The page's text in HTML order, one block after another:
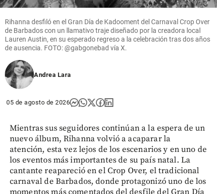
Rihanna desfiló en el Gran Día de Kadooment del Carnaval Crop Over
de Barbados con un llamativo traje diseñado por la creadora local
Lauren Austin, en su esperado regreso a la celebración tras dos años
de ausencia. FOTO: @gabgonebad vía X.
Andrea Lara
05 de agosto de 2026
Mientras sus seguidores continúan a la espera de un
nuevo álbum, Rihanna volvió a acaparar la
atención, esta vez lejos de los escenarios y en uno de
los eventos más importantes de su país natal. La
cantante reapareció en el Crop Over, el tradicional
carnaval de Barbados, donde protagonizó uno de los